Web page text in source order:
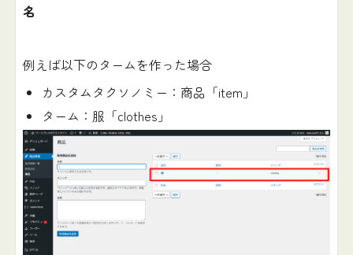
名
例えば以下のタームを作った場合
カスタムタクソノミー：商品「item」
ターム：服「clothes」